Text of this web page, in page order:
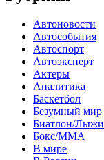
Автоновости
Автособытия
Автоспорт
Автоэксперт
Актеры
Аналитика
Баскетбол
Безумный мир
Биатлон/Лыжи
Бокс/MMA
В мире